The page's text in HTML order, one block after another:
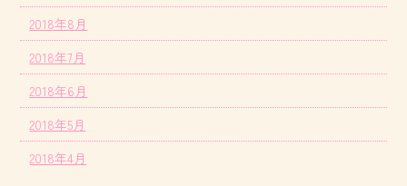
2018年8月
2018年7月
2018年6月
2018年5月
2018年4月